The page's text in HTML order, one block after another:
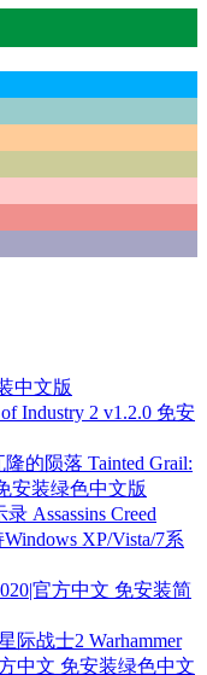
中文版
Industry 2 v1.2.0 免安
的陨落 Tainted Grail:
安装绿色中文版
Assassins Creed
XP/Vista/7系
官方中文 免安装简
际战士2 Warhammer
方中文 免安装绿色中文